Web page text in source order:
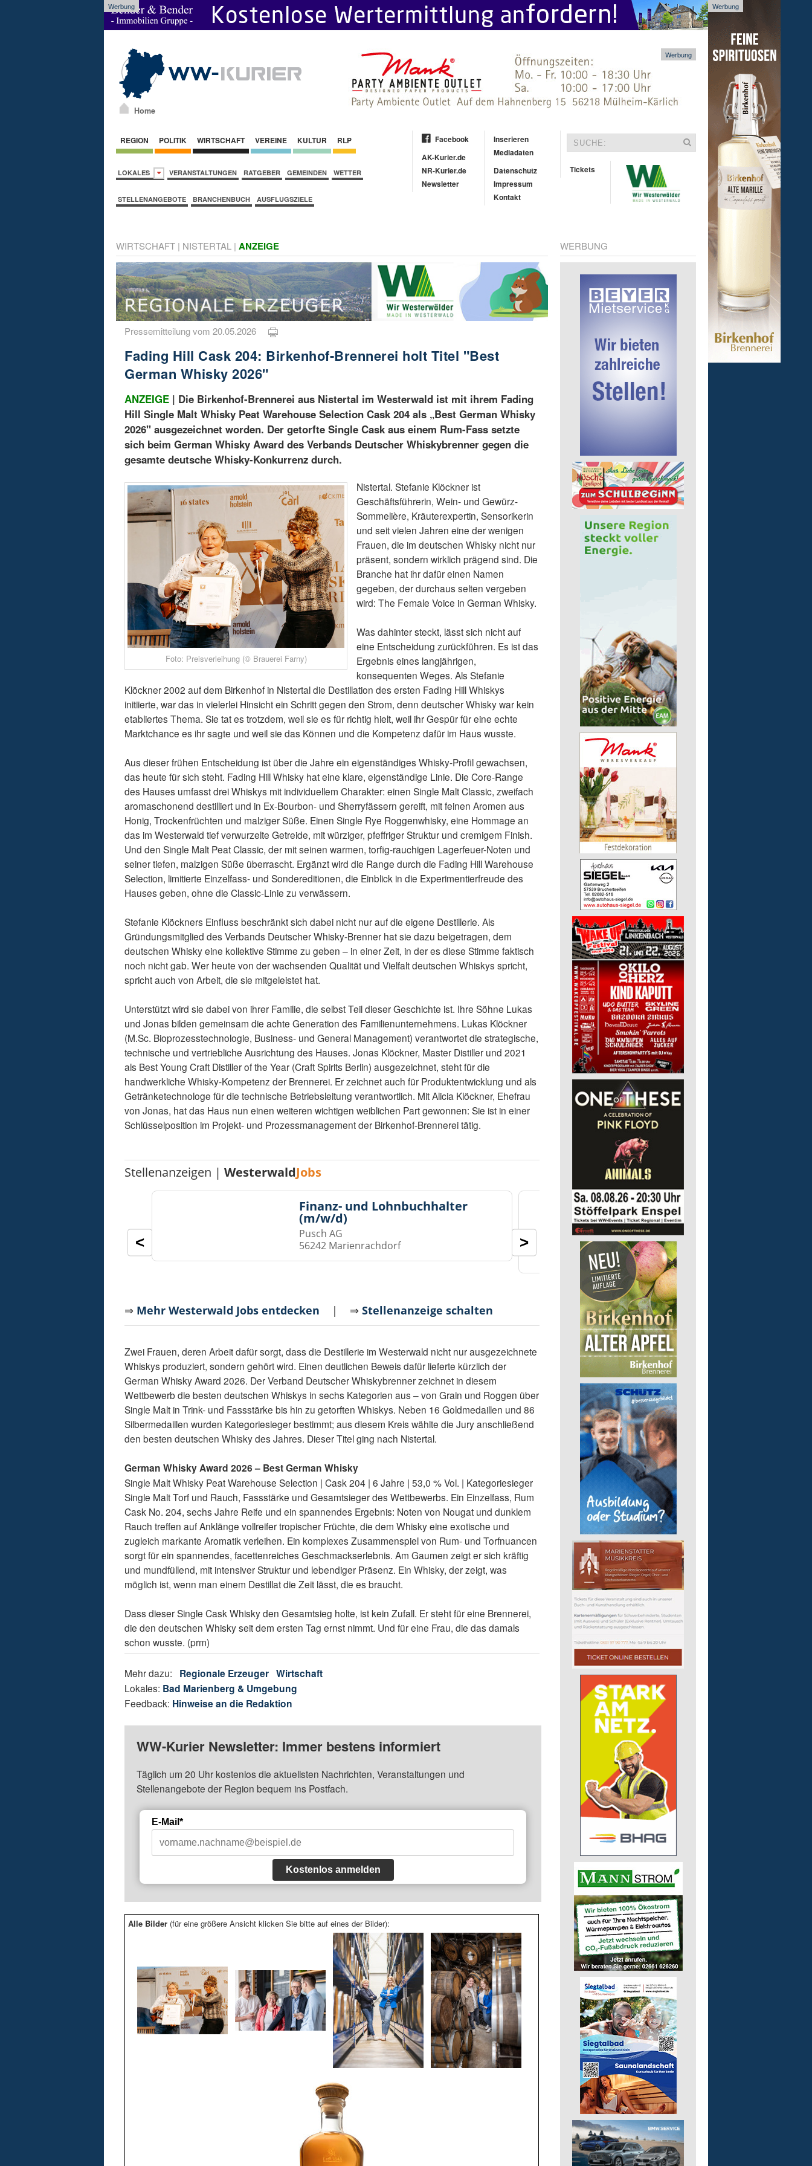
Werbung Werbung
Home
Werbung
REGION POLITIK WIRTSCHAFT VEREINE KULTUR RLP
LOKALES VERANSTALTUNGEN RATGEBER GEMEINDEN WETTER
STELLENANGEBOTE BRANCHENBUCH AUSFLUGSZIELE
Facebook
AK-Kurier.de
NR-Kurier.de
Newsletter
Inserieren
Mediadaten
Datenschutz
Impressum
Kontakt
Tickets
WIRTSCHAFT | NISTERTAL | ANZEIGE
Pressemitteilung vom 20.05.2026
Fading Hill Cask 204: Birkenhof-Brennerei holt Titel "Best
German Whisky 2026"
ANZEIGE | Die Birkenhof-Brennerei aus Nistertal im Westerwald ist mit ihrem Fading
Hill Single Malt Whisky Peat Warehouse Selection Cask 204 als „Best German Whisky
2026" ausgezeichnet worden. Der getorfte Single Cask aus einem Rum-Fass setzte
sich beim German Whisky Award des Verbands Deutscher Whiskybrenner gegen die
gesamte deutsche Whisky-Konkurrenz durch.
Foto: Preisverleihung (© Brauerei Farny)
Nistertal. Stefanie Klöckner ist
Geschäftsführerin, Wein- und Gewürz-
Sommelière, Kräuterexpertin, Sensorikerin
und seit vielen Jahren eine der wenigen
Frauen, die im deutschen Whisky nicht nur
präsent, sondern wirklich prägend sind. Die
Branche hat ihr dafür einen Namen
gegeben, der durchaus selten vergeben
wird: The Female Voice in German Whisky.
Was dahinter steckt, lässt sich nicht auf
eine Entscheidung zurückführen. Es ist das
Ergebnis eines langjährigen,
konsequenten Weges. Als Stefanie
Klöckner 2002 auf dem Birkenhof in Nistertal die Destillation des ersten Fading Hill Whiskys
initiierte, war das in vielerlei Hinsicht ein Schritt gegen den Strom, denn deutscher Whisky war kein
etabliertes Thema. Sie tat es trotzdem, weil sie es für richtig hielt, weil ihr Gespür für eine echte
Marktchance es ihr sagte und weil sie das Können und die Kompetenz dafür im Haus wusste.
Aus dieser frühen Entscheidung ist über die Jahre ein eigenständiges Whisky-Profil gewachsen,
das heute für sich steht. Fading Hill Whisky hat eine klare, eigenständige Linie. Die Core-Range
des Hauses umfasst drei Whiskys mit individuellem Charakter: einen Single Malt Classic, zweifach
aromaschonend destilliert und in Ex-Bourbon- und Sherryfässern gereift, mit feinen Aromen aus
Honig, Trockenfrüchten und malziger Süße. Einen Single Rye Roggenwhisky, eine Hommage an
das im Westerwald tief verwurzelte Getreide, mit würziger, pfeffriger Struktur und cremigem Finish.
Und den Single Malt Peat Classic, der mit seinen warmen, torfig-rauchigen Lagerfeuer-Noten und
seiner tiefen, malzigen Süße überrascht. Ergänzt wird die Range durch die Fading Hill Warehouse
Selection, limitierte Einzelfass- und Sondereditionen, die Einblick in die Experimentierfreude des
Hauses geben, ohne die Classic-Linie zu verwässern.
Stefanie Klöckners Einfluss beschränkt sich dabei nicht nur auf die eigene Destillerie. Als
Gründungsmitglied des Verbands Deutscher Whisky-Brenner hat sie dazu beigetragen, dem
deutschen Whisky eine kollektive Stimme zu geben – in einer Zeit, in der es diese Stimme faktisch
noch nicht gab. Wer heute von der wachsenden Qualität und Vielfalt deutschen Whiskys spricht,
spricht auch von Arbeit, die sie mitgeleistet hat.
Unterstützt wird sie dabei von ihrer Familie, die selbst Teil dieser Geschichte ist. Ihre Söhne Lukas
und Jonas bilden gemeinsam die achte Generation des Familienunternehmens. Lukas Klöckner
(M.Sc. Bioprozesstechnologie, Business- und General Management) verantwortet die strategische,
technische und vertriebliche Ausrichtung des Hauses. Jonas Klöckner, Master Distiller und 2021
als Best Young Craft Distiller of the Year (Craft Spirits Berlin) ausgezeichnet, steht für die
handwerkliche Whisky-Kompetenz der Brennerei. Er zeichnet auch für Produktentwicklung und als
Getränketechnologe für die technische Betriebsleitung verantwortlich. Mit Alicia Klöckner, Ehefrau
von Jonas, hat das Haus nun einen weiteren wichtigen weiblichen Part gewonnen: Sie ist in einer
Schlüsselposition im Projekt- und Prozessmanagement der Birkenhof-Brennerei tätig.
Stellenanzeigen |WesterwaldJobs
Finanz- und Lohnbuchhalter
(m/w/d)
Pusch AG
56242 Marienrachdorf
Gruppenleitung (m/w/
Werkstatt
Lebenshilfe im Landkreis
GmbH
57632 Flammersfeld
< >
⇒ Mehr Westerwald Jobs entdecken | ⇒Stellenanzeige schalten
Zwei Frauen, deren Arbeit dafür sorgt, dass die Destillerie im Westerwald nicht nur ausgezeichnete
Whiskys produziert, sondern gehört wird. Einen deutlichen Beweis dafür lieferte kürzlich der
German Whisky Award 2026. Der Verband Deutscher Whiskybrenner zeichnet in diesem
Wettbewerb die besten deutschen Whiskys in sechs Kategorien aus – von Grain und Roggen über
Single Malt in Trink- und Fassstärke bis hin zu getorften Whiskys. Neben 16 Goldmedaillen und 86
Silbermedaillen wurden Kategoriesieger bestimmt; aus diesem Kreis wählte die Jury anschließend
den besten deutschen Whisky des Jahres. Dieser Titel ging nach Nistertal.
German Whisky Award 2026 – Best German Whisky
Single Malt Whisky Peat Warehouse Selection | Cask 204 | 6 Jahre | 53,0 % Vol. | Kategoriesieger
Single Malt Torf und Rauch, Fassstärke und Gesamtsieger des Wettbewerbs. Ein Einzelfass, Rum
Cask No. 204, sechs Jahre Reife und ein spannendes Ergebnis: Noten von Nougat und dunklem
Rauch treffen auf Anklänge vollreifer tropischer Früchte, die dem Whisky eine exotische und
zugleich markante Aromatik verleihen. Ein komplexes Zusammenspiel von Rum- und Torfnuancen
sorgt für ein spannendes, facettenreiches Geschmackserlebnis. Am Gaumen zeigt er sich kräftig
und mundfüllend, mit intensiver Struktur und lebendiger Präsenz. Ein Whisky, der zeigt, was
möglich ist, wenn man einem Destillat die Zeit lässt, die es braucht.
Dass dieser Single Cask Whisky den Gesamtsieg holte, ist kein Zufall. Er steht für eine Brennerei,
die den deutschen Whisky seit dem ersten Tag ernst nimmt. Und für eine Frau, die das damals
schon wusste. (prm)
Mehr dazu: Regionale Erzeuger Wirtschaft
Lokales: Bad Marienberg & Umgebung
Feedback: Hinweise an die Redaktion
WW-Kurier Newsletter: Immer bestens informiert
Täglich um 20 Uhr kostenlos die aktuellsten Nachrichten, Veranstaltungen und
Stellenangebote der Region bequem ins Postfach.
E-Mail*
Kostenlos anmelden
Alle Bilder (für eine größere Ansicht klicken Sie bitte auf eines der Bilder):
WERBUNG